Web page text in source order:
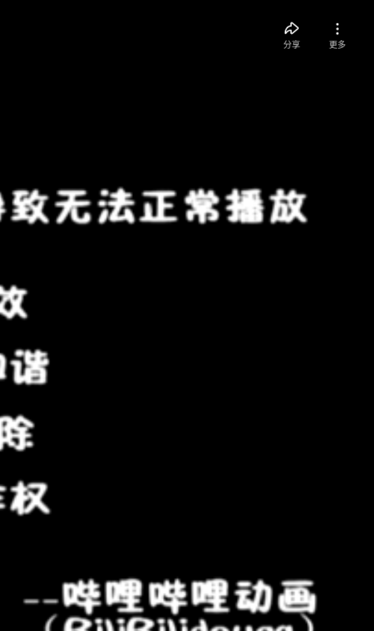
分享 更多